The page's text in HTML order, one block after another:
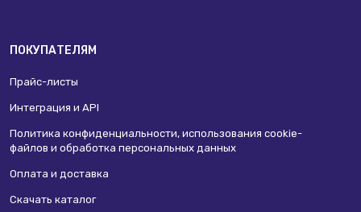
ПОКУПАТЕЛЯМ
Прайс-листы
Интеграция и API
Политика конфиденциальности, использования сookie-
файлов и обработка персональных данных
Оплата и доставка
Скачать каталог